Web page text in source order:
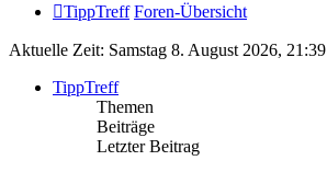
TippTreff Foren-Übersicht
Aktuelle Zeit: Samstag 8. August 2026, 21:39
TippTreff
Themen
Beiträge
Letzter Beitrag